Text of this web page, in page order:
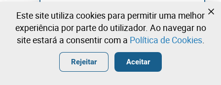
finalidade exclusiva de permitir que utilize e aproveite o
benefício dos Serviços, conforme descrito pela LEILOSOC®
Worldwide, na maneira permitida por estes Termos. Os Serviços
leis da União Europeia. Nada nos Termos outorga ao usuário, o
direito de utilizar o nome da LEILOSOC® Worldwide ou quaisquer
Crie uma conta e comece já a licitar
Este site utiliza cookies para permitir uma melhor
experiência por parte do utilizador. Ao navegar no
site estará a consentir com a Política de Cookies.
Rejeitar Aceitar